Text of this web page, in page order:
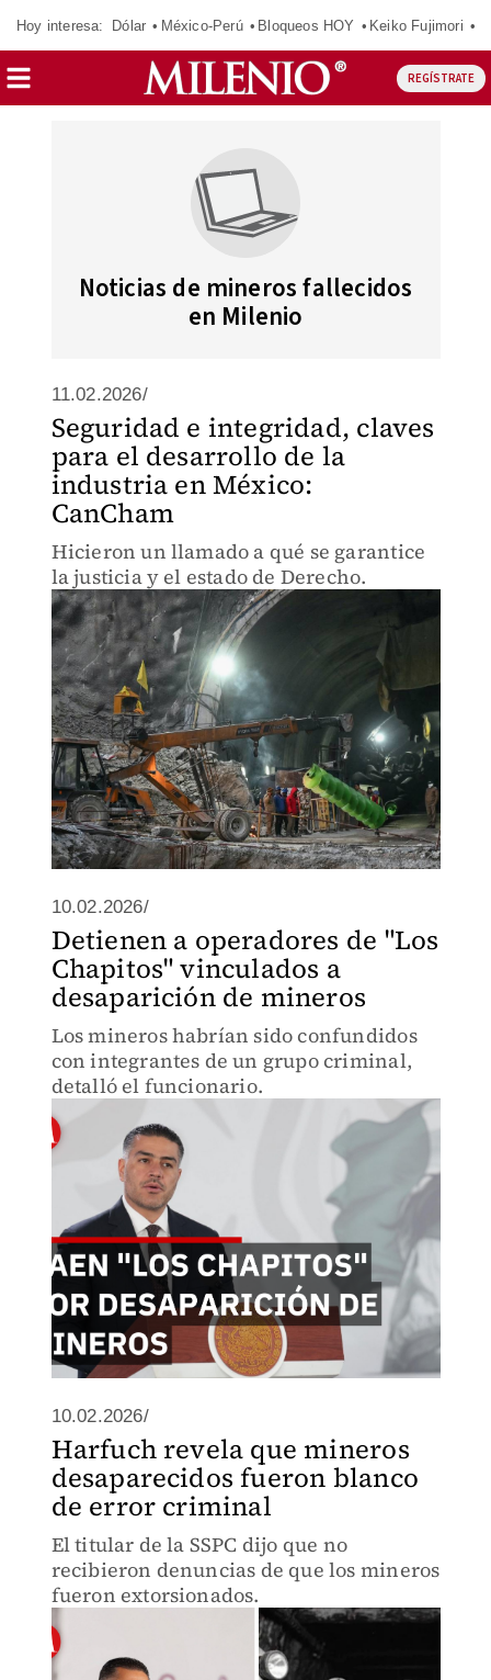
Hoy interesa: Dólar México-Perú Bloqueos HOY Keiko Fujimori
REGÍSTRATE
Noticias de mineros fallecidos
en Milenio
11.02.2026/
Seguridad e integridad, claves
para el desarrollo de la
industria en México:
CanCham
Hicieron un llamado a qué se garantice
la justicia y el estado de Derecho.
10.02.2026/
Detienen a operadores de "Los
Chapitos" vinculados a
desaparición de mineros
Los mineros habrían sido confundidos
con integrantes de un grupo criminal,
detalló el funcionario.
10.02.2026/
Harfuch revela que mineros
desaparecidos fueron blanco
de error criminal
El titular de la SSPC dijo que no
recibieron denuncias de que los mineros
fueron extorsionados.